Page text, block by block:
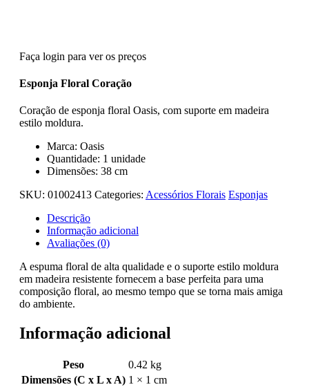
Faça login para ver os preços
Esponja Floral Coração
Coração de esponja floral Oasis, com suporte em madeira
estilo moldura.
Marca: Oasis
Quantidade: 1 unidade
Dimensões: 38 cm
SKU: 01002413 Categories: Acessórios Florais Esponjas
Descrição
Informação adicional
Avaliações (0)
A espuma floral de alta qualidade e o suporte estilo moldura
em madeira resistente fornecem a base perfeita para uma
composição floral, ao mesmo tempo que se torna mais amiga
do ambiente.
Informação adicional
Peso
0.42 kg
Dimensões (C x L x A) 1 × 1 cm